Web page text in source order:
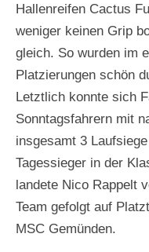
Hallenreifen Cactus
weniger keinen Grip
gleich. So wurden im
Platzierungen schön
Letztlich konnte sich
Sonntagsfahrern mit
insgesamt 3
Tagessieger in der
landete Nico Rappelt
Team gefolgt auf
MSC Gemünden.